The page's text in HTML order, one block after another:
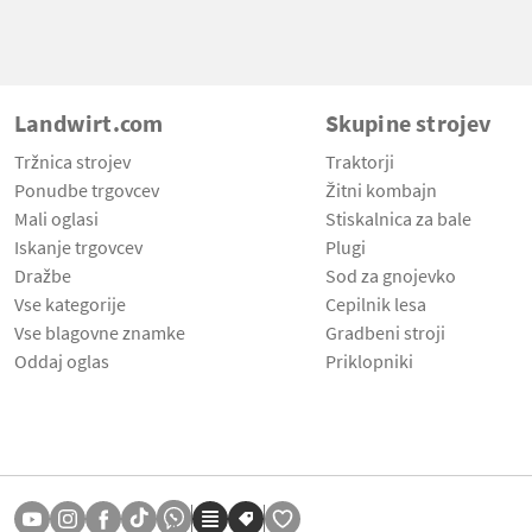
Landwirt.com
Tržnica strojev
Ponudbe trgovcev
Mali oglasi
Iskanje trgovcev
Dražbe
Vse kategorije
Vse blagovne znamke
Oddaj oglas
Skupine strojev
Traktorji
Žitni kombajn
Stiskalnica za bale
Plugi
Sod za gnojevko
Cepilnik lesa
Gradbeni stroji
Priklopniki